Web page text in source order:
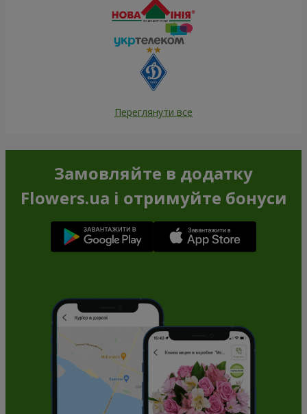
Переглянути все
Замовляйте в додатку
Flowers.ua і отримуйте бонуси